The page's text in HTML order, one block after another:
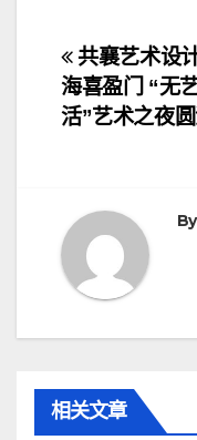
文
章
航
共襄艺术设
海喜盈门 “无
活”艺术之夜圆
By
相关文章